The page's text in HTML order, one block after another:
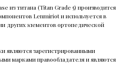
из титана (Titan Grade 5) производится
Lenmiriot и используется в
других элементов ортопедической
являются зарегистрированными
марками правообладателя и являются